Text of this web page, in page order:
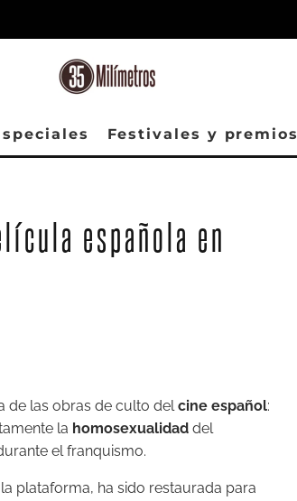
Festivales y premios
española en
de las obras de culto delcine español:
la homosexualidad del
el franquismo.
plataforma, ha sido restaurada para